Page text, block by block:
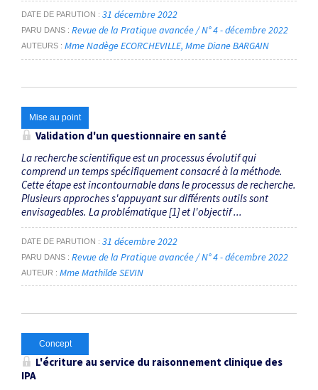
DATE DE PARUTION 31 décembre 2022
PARU DANS Revue de la Pratique avancée / N° 4 - décembre 2022
AUTEURS Mme Nadège ECORCHEVILLE Mme Diane BARGAIN
Mise au point
Validation d'un questionnaire en santé
La recherche scientifique est un processus évolutif qui
comprend un temps spécifiquement consacré à la méthode.
Cette étape est incontournable dans le processus de recherche.
Plusieurs approches s'appuyant sur différents outils sont
envisageables. La problématique [1] et l'objectif ...
DATE DE PARUTION 31 décembre 2022
PARU DANS Revue de la Pratique avancée / N° 4 - décembre 2022
AUTEUR Mme Mathilde SEVIN
Concept
L'écriture au service du raisonnement clinique des
IPA